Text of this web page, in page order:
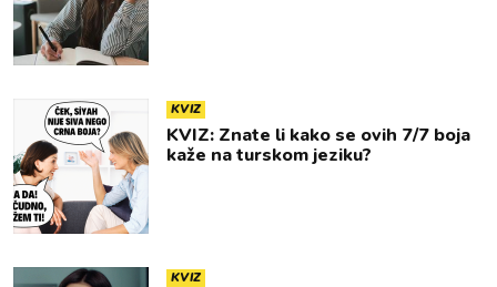
KVIZ
KVIZ: Znate li kako se ovih 7/7 boja
kaže na turskom jeziku?
KVIZ